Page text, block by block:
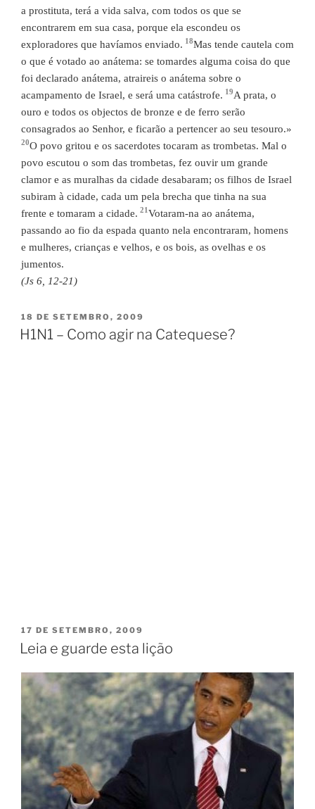
a prostituta, terá a vida salva, com todos os que se
encontrarem em sua casa, porque ela escondeu os
exploradores que havíamos enviado. 18Mas tende cautela com
o que é votado ao anátema: se tomardes alguma coisa do que
foi declarado anátema, atraireis o anátema sobre o
acampamento de Israel, e será uma catástrofe. 19A prata, o
ouro e todos os objectos de bronze e de ferro serão
consagrados ao Senhor, e ficarão a pertencer ao seu tesouro.»
20O povo gritou e os sacerdotes tocaram as trombetas. Mal o
povo escutou o som das trombetas, fez ouvir um grande
clamor e as muralhas da cidade desabaram; os filhos de Israel
subiram à cidade, cada um pela brecha que tinha na sua
frente e tomaram a cidade. 21Votaram-na ao anátema,
passando ao fio da espada quanto nela encontraram, homens
e mulheres, crianças e velhos, e os bois, as ovelhas e os
jumentos.
(Js 6, 12-21)
PUBLICADO
EM
18 DE SETEMBRO, 2009
H1N1 – Como agir na Catequese?
PUBLICADO
EM
17 DE SETEMBRO, 2009
Leia e guarde esta lição